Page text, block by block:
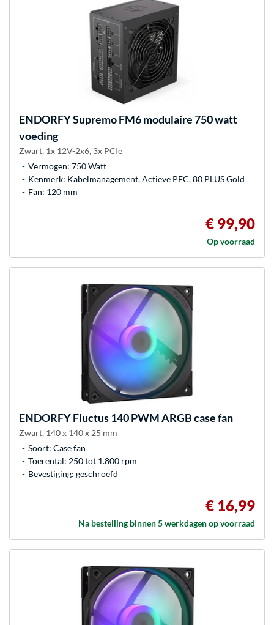
ENDORFYSupremo FM6 modulaire 750 watt
voeding
Zwart, 1x 12V-2x6, 3x PCIe
Vermogen: 750 Watt
Kenmerk: Kabelmanagement, Actieve PFC, 80 PLUS Gold
Fan: 120 mm
€ 99,90
Op voorraad
ENDORFYFluctus 140 PWM ARGB case fan
Zwart, 140 x 140 x 25 mm
Soort: Case fan
Toerental: 250 tot 1.800 rpm
Bevestiging: geschroefd
€ 16,99
Na bestelling binnen 5 werkdagen op voorraad